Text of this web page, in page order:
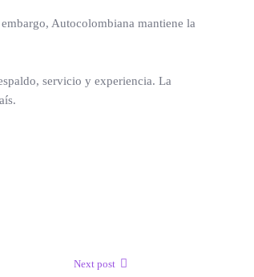
Autocolombiana mantiene la
servicio y experiencia. La
Next post